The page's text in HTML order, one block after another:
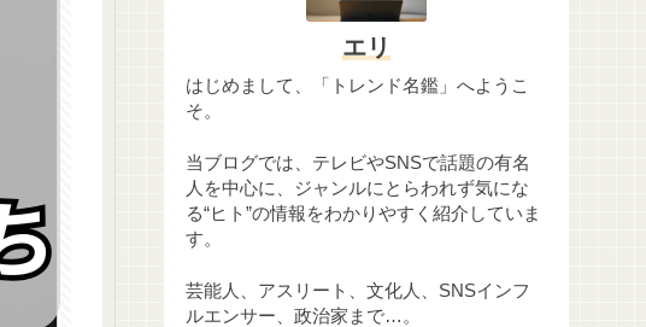
エリ
はじめまして、「トレンド名鑑」へようこ
そ。
当ブログでは、テレビやSNSで話題の有名
人を中心に、ジャンルにとらわれず気にな
る“ヒト”の情報をわかりやすく紹介していま
す。
芸能人、アスリート、文化人、SNSインフ
ルエンサー、政治家まで…。